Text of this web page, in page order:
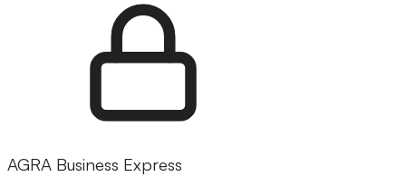
AGRA Business Express